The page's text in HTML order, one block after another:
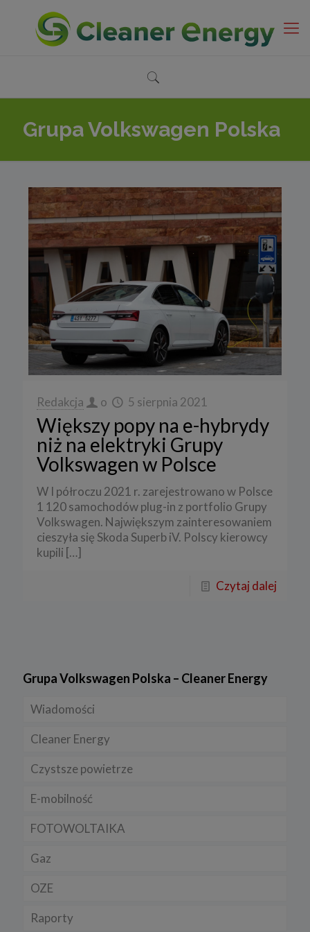
Grupa Volkswagen Polska
Redakcja o 5 sierpnia 2021
Większy popy na e-hybrydy
niż na elektryki Grupy
Volkswagen w Polsce
W I półroczu 2021 r. zarejestrowano w Polsce
1 120 samochodów plug-in z portfolio Grupy
Volkswagen. Największym zainteresowaniem
cieszyła się Skoda Superb iV. Polscy kierowcy
kupili […]
Czytaj dalej
Grupa Volkswagen Polska – Cleaner Energy
Wiadomości
Firmy
Prawo
Rynek/Gospodarka
Cleaner Energy
Dla domu
Dla firmy
Dla samorządu
Czystsze powietrze
E-mobilność
E-ładowarki
Samochody elektryczne EV
Auta hybrydowe m-HEV i HEV
Samochody typu plug in hybrid BEV
FOTOWOLTAIKA
Gaz
Rynek gazu
CNG
OZE
Licznik OZE
Raporty